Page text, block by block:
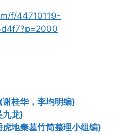
f/44710119-
桂华，李均明编)
九龙)
地秦墓竹简整理小组编)